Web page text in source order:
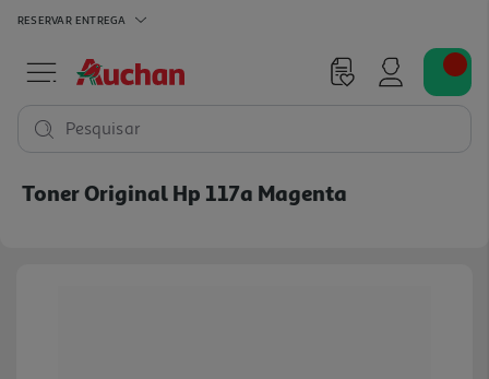
RESERVAR ENTREGA
Pesquisar
Toner Original Hp 117a Magenta